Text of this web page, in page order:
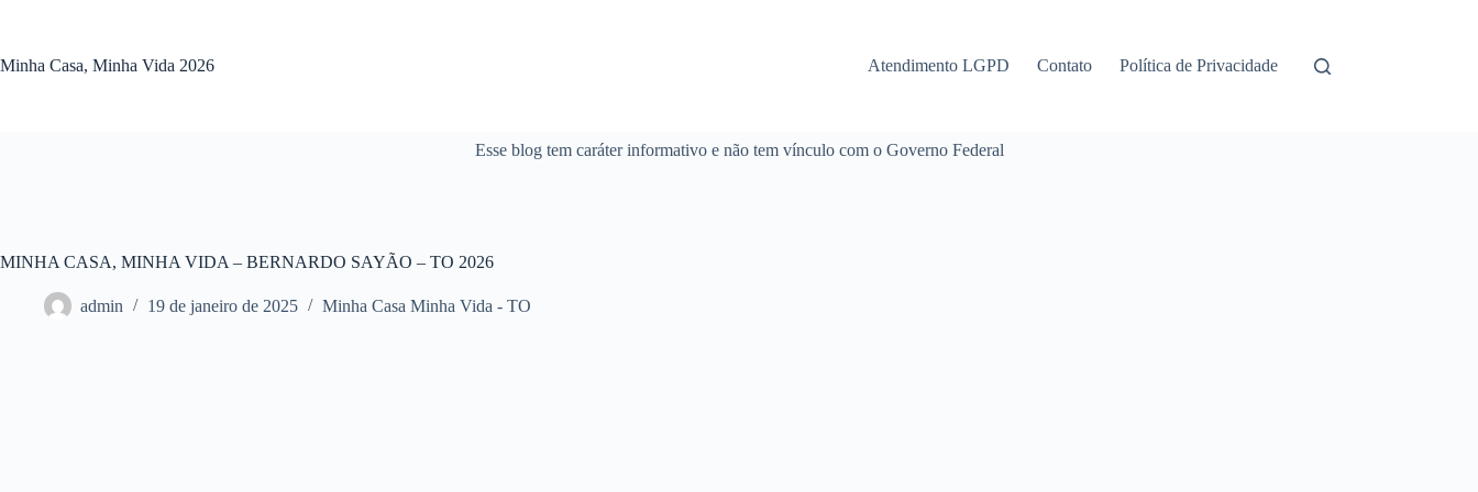
conteúdo
Minha Casa, Minha Vida 2026 Atendimento LGPD Contato Política de Privacidade
Esse blog tem caráter informativo e não tem vínculo com o Governo Federal
MINHA CASA, MINHA VIDA – BERNARDO SAYÃO – TO 2026
admin 19 de janeiro de 2025 Minha Casa Minha Vida - TO